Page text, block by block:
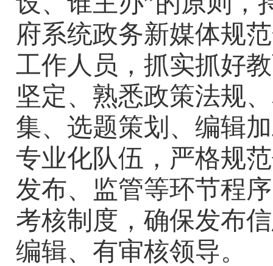
府系统政务新媒体规
工作人员，抓实抓好
坚定、熟悉政策法规
集、选题策划、编辑
专业化队伍， 严格规
发布、监管等环节程
考核制度 ， 确保发布
编辑、 有审核领导。